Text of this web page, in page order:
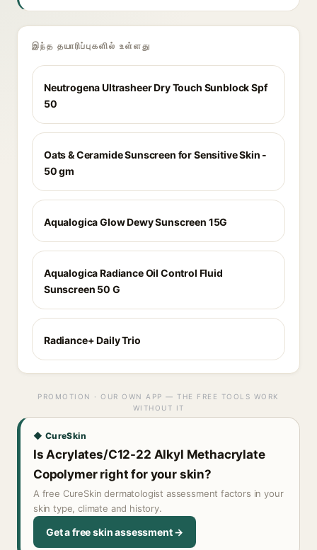
இந்த தயாரிப்புகளில் உள்ளது
Neutrogena Ultrasheer Dry Touch Sunblock Spf
50
Oats & Ceramide Sunscreen for Sensitive Skin -
50 gm
Aqualogica Glow Dewy Sunscreen 15G
Aqualogica Radiance Oil Control Fluid
Sunscreen 50 G
Radiance+ Daily Trio
PROMOTION · OUR OWN APP — THE FREE TOOLS WORK
WITHOUT IT
◆ CureSkin
Is Acrylates/C12-22 Alkyl Methacrylate
Copolymer right for your skin?
A free CureSkin dermatologist assessment factors in your
skin type, climate and history.
Get a free skin assessment →